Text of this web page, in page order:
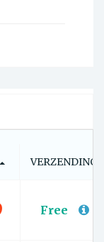
VERZENDING
Free